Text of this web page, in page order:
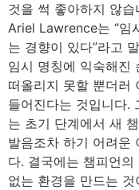
것을 썩 좋아하지 않
Ariel Lawrence는 “임
는 경향이 있다”라고
임시 명칭에 익숙해진
떠올리지 못할 뿐더러
들어진다는 것입니다.
는 초기 단계에서 새
발음조차 하기 어려운
다. 결국에는 챔피언
없는 환경을 만드는